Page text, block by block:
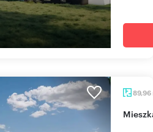
89,96